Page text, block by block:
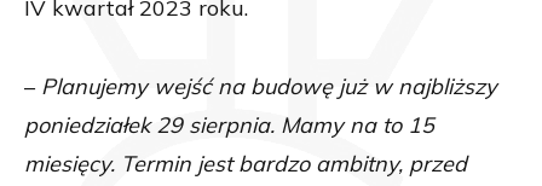
IV kwartał 2023 roku.
– Planujemy wejść na budowę już w najbliższy
poniedziałek 29 sierpnia. Mamy na to 15
miesięcy. Termin jest bardzo ambitny, przed